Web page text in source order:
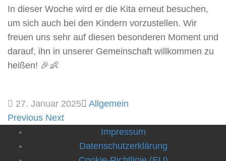
In dieser Woche wird er die Kita erneut besuchen,
um sich auch bei den Kindern vorzustellen. Wir
freuen uns sehr auf diesen besonderen Moment und
darauf, ihn in unserer Gemeinschaft willkommen zu
heißen! 🎉👶
27. Januar 2025
Allgemein
Previous Next
Impressum
Datenschutzerklärung